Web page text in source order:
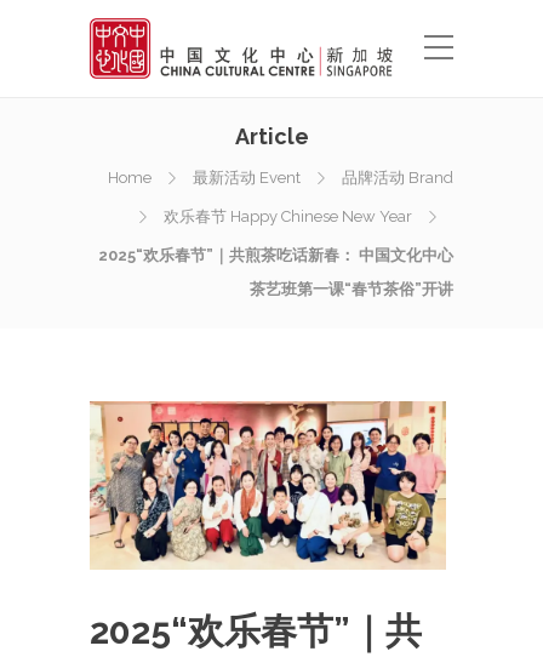
Article
Home 最新活动 Event 品牌活动 Brand
欢乐春节 Happy Chinese New Year
2025“欢乐春节”｜共煎茶吃话新春： 中国文化中心
茶艺班第一课“春节茶俗”开讲
2025“欢乐春节”｜共